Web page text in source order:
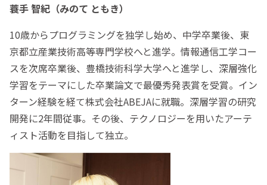
蓑手 智紀（みのて ともき）
10歳からプログラミングを独学し始め、中学卒業後、東
京都立産業技術高等専門学校へと進学。情報通信工学コー
スを次席卒業後、豊橋技術科学大学へと進学し、深層強化
学習をテーマにした卒業論文で最優秀発表賞を受賞。イン
ターン経験を経て株式会社ABEJAに就職。深層学習の研究
開発に2年間従事。その後、テクノロジーを用いたアーテ
ィスト活動を目指して独立。